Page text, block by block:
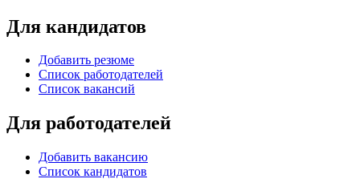
Для кандидатов
Добавить резюме
Список работодателей
Список вакансий
Для работодателей
Добавить вакансию
Список кандидатов